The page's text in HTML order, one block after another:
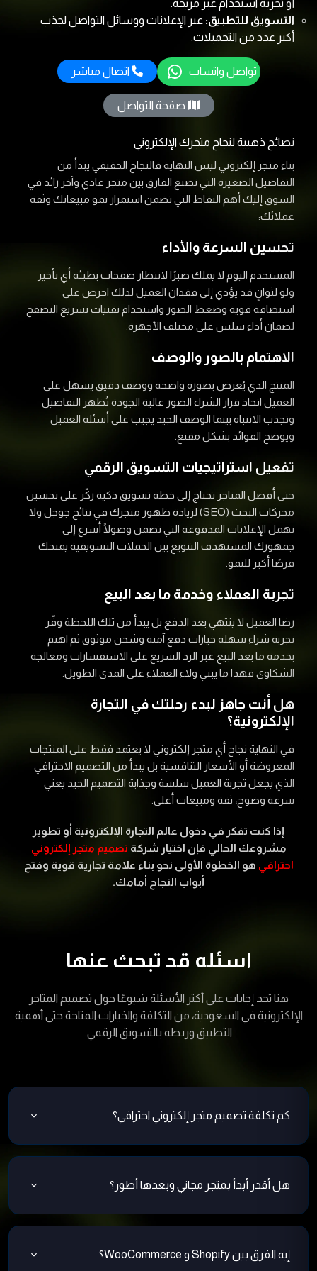
أو تجربة استخدام غير مريحة.
التسويق للتطبيق: عبر الإعلانات ووسائل التواصل لجذب
أكبر عدد من التحميلات.
تواصل واتساب اتصال مباشر
صفحة التواصل
نصائح ذهبية لنجاح متجرك الإلكتروني
بناء متجر إلكتروني ليس النهاية فالنجاح الحقيقي يبدأ من
التفاصيل الصغيرة التي تصنع الفارق بين متجر عادي وآخر رائد في
السوق إليك أهم النقاط التي تضمن استمرار نمو مبيعاتك وثقة
عملائك:
تحسين السرعة والأداء
المستخدم اليوم لا يملك صبرًا لانتظار صفحات بطيئة أي تأخير
ولو لثوانٍ قد يؤدي إلى فقدان العميل لذلك احرص على
استضافة قوية وضغط الصور واستخدام تقنيات تسريع التصفح
لضمان أداء سلس على مختلف الأجهزة.
الاهتمام بالصور والوصف
المنتج الذي يُعرض بصورة واضحة ووصف دقيق يسهل على
العميل اتخاذ قرار الشراء الصور عالية الجودة تُظهر التفاصيل
وتجذب الانتباه بينما الوصف الجيد يجيب على أسئلة العميل
ويوضح الفوائد بشكل مقنع.
تفعيل استراتيجيات التسويق الرقمي
حتى أفضل المتاجر تحتاج إلى خطة تسويق ذكية ركّز على تحسين
محركات البحث (SEO) لزيادة ظهور متجرك في نتائج جوجل ولا
تهمل الإعلانات المدفوعة التي تضمن وصولًا أسرع إلى
جمهورك المستهدف التنويع بين الحملات التسويقية يمنحك
فرصًا أكبر للنمو.
تجربة العملاء وخدمة ما بعد البيع
رضا العميل لا ينتهي بعد الدفع بل يبدأ من تلك اللحظة وفّر
تجربة شراء سهلة خيارات دفع آمنة وشحن موثوق ثم اهتم
بخدمة ما بعد البيع عبر الرد السريع على الاستفسارات ومعالجة
الشكاوى فهذا ما يبني ولاء العملاء على المدى الطويل.
هل أنت جاهز لبدء رحلتك في التجارة
الإلكترونية؟
في النهاية نجاح أي متجر إلكتروني لا يعتمد فقط على المنتجات
المعروضة أو الأسعار التنافسية بل يبدأ من التصميم الاحترافي
الذي يجعل تجربة العميل سلسة وجذابة التصميم الجيد يعني
سرعة وضوح، ثقة ومبيعات أعلى.
إذا كنت تفكر في دخول عالم التجارة الإلكترونية أو تطوير
مشروعك الحالي فإن اختيار شركة تصميم متجر إلكتروني
احترافي هو الخطوة الأولى نحو بناء علامة تجارية قوية وفتح
أبواب النجاح أمامك.
اسئله قد تبحث عنها
هنا تجد إجابات على أكثر الأسئلة شيوعًا حول تصميم المتاجر
الإلكترونية في السعودية، من التكلفة والخيارات المتاحة حتى أهمية
التطبيق وربطه بالتسويق الرقمي.
كم تكلفة تصميم متجر إلكتروني احترافي؟
الكبيرة اللي بتحتاج مميزات متقدمة زي أنظمة دفع متعددة
تختار باقة مناسبة لميزانيتك وتضمن إنها تشمل الدعم الفني
هل أقدر أبدأ بمتجر مجاني وبعدها أطور؟
المستخدم، أو حتى في وسائل الدفع. عشان كده الأفضل
إيه الفرق بين Shopify و WooCommerce؟